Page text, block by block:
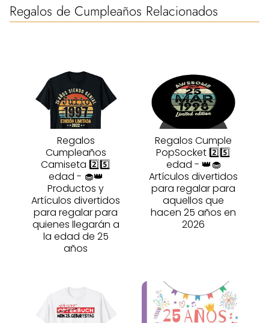
Regalos de Cumpleaños Relacionados
Regalos
Cumpleaños
Camiseta 2️⃣5️⃣
edad - 🧁👑
Productos y
Artículos divertidos
para regalar para
quienes llegarán a
la edad de 25
años
Regalos Cumple
PopSocket 2️⃣5️⃣
edad - 👑🧁
Artículos divertidos
para regalar para
aquellos que
hacen 25 años en
2026